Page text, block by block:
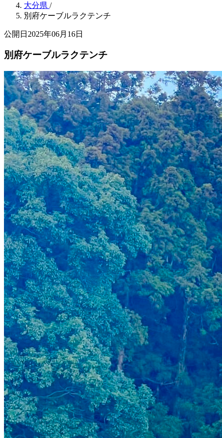
大分県 /
別府ケーブルラクテンチ
公開日2025年06月16日
別府ケーブルラクテンチ